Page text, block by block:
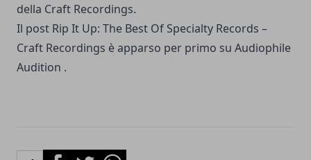
della Craft Recordings.
Il post Rip It Up: The Best Of Specialty Records –
Craft Recordings èapparso per primo su Audiophile
Audition .